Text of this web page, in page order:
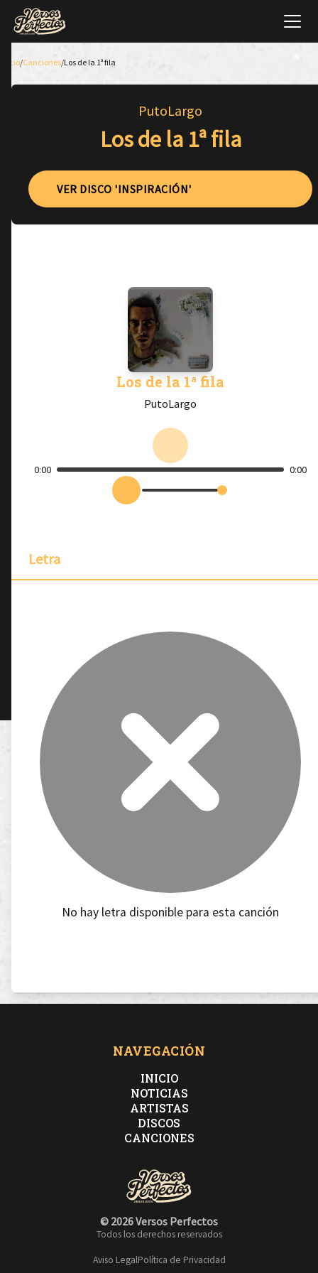
Inicio/Canciones/Los de la 1ª fila
PutoLargo
Los de la 1ª fila
VER DISCO 'INSPIRACIÓN'
Los de la 1ª fila
PutoLargo
0:00 0:00
Letra
No hay letra disponible para esta canción
NAVEGACIÓN
INICIO
NOTICIAS
ARTISTAS
DISCOS
CANCIONES
© 2026 Versos Perfectos
Todos los derechos reservados
Aviso LegalPolítica de Privacidad